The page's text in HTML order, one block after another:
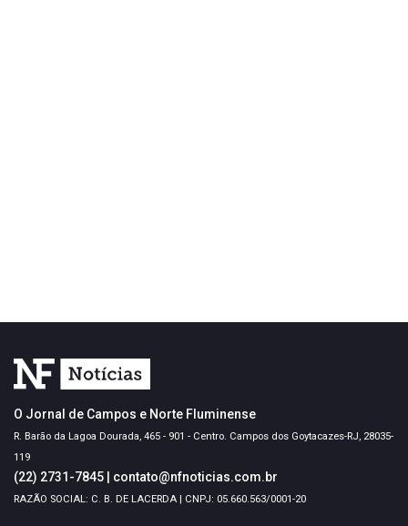
O Jornal de Campos e Norte Fluminense
R. Barão da Lagoa Dourada, 465 - 901 - Centro. Campos dos Goytacazes-RJ, 28035-
119
(22) 2731-7845 contato@nfnoticias.com.br
RAZÃO SOCIAL: C. B. DE LACERDA | CNPJ: 05.660.563/0001-20